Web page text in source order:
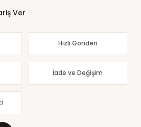
Ver
Hızlı Gönderi
İade ve Değişim